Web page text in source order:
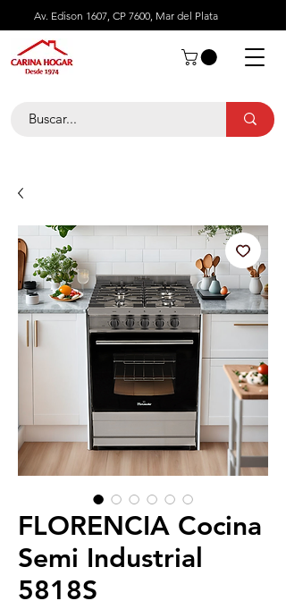
Av. Edison 1607, CP 7600, Mar del Plata
FLORENCIA Cocina
Semi Industrial
5818S